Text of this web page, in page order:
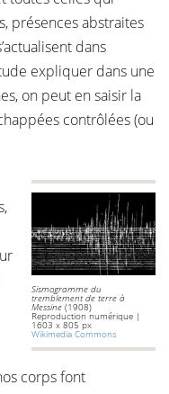
présences abstraites
dans
expliquer dans une
on peut en saisir la
contrôlées (ou
Sismogramme du
tremblement de terre à
Messine (1908)
Reproduction numérique |
1603 x 805 px
Wikimedia Commons
corps font